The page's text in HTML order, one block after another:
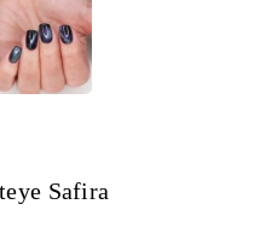
Safira